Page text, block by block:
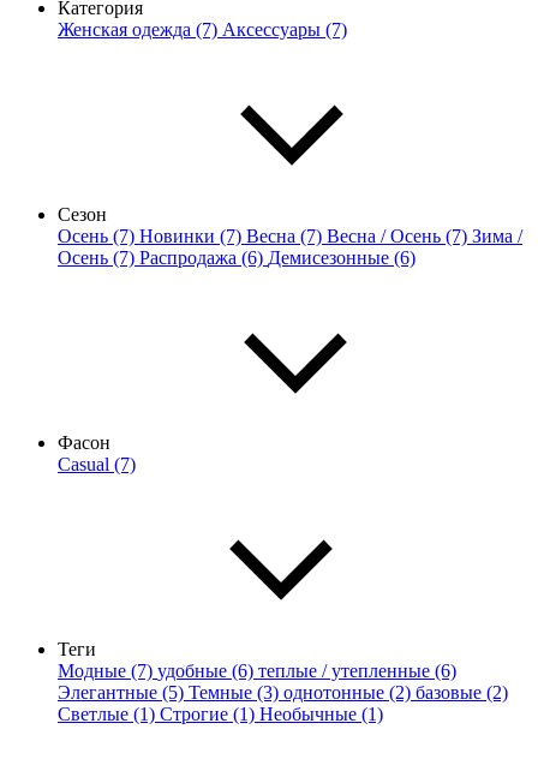
Категория
Женская одежда (7) Аксессуары (7)
Сезон
Осень (7) Новинки (7) Весна (7) Весна / Осень (7) Зима /
Осень (7) Распродажа (6) Демисезонные (6)
Фасон
Casual (7)
Теги
Модные (7) удобные (6) теплые / утепленные (6)
Элегантные (5) Темные (3) однотонные (2) базовые (2)
Светлые (1) Строгие (1) Необычные (1)